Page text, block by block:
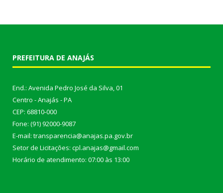
PREFEITURA DE ANAJÁS
End.: Avenida Pedro José da Silva, 01
Centro - Anajás - PA
CEP: 68810-000
Fone: (91) 92000-9087
E-mail: transparencia@anajas.pa.gov.br
Setor de Licitações: cpl.anajas@gmail.com
Horário de atendimento: 07:00 às 13:00